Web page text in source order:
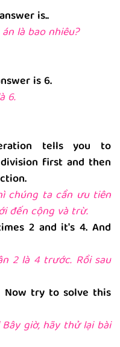
is..
là bao nhiêu?
is 6.
6.
tells you to
first and then
chúng ta cần ưu tiên
đến cộng và trừ.
2 and it's 4. And
2 là 4 trước. Rồi sau
Now try to solve this
giờ, hãy thử lại bài